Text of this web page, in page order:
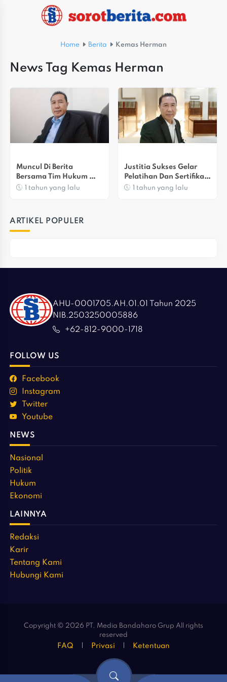
Home Berita Kemas Herman
News Tag Kemas Herman
Muncul Di Berita
Bersama Tim Hukum
Paslon 01, Dr. Kemas
1 tahun yang lalu
Justitia Sukses Gelar
Pelatihan Dan Sertifikasi
Mediator Via Zoom
1 tahun yang lalu
ARTIKEL POPULER
AHU-0001705.AH.01.01 Tahun 2025
NIB.2503250005886
+62-812-9000-1718
FOLLOW US
Facebook
Instagram
Twitter
Youtube
NEWS
Nasional
Politik
Hukum
Ekonomi
LAINNYA
Redaksi
Karir
Tentang Kami
Hubungi Kami
Copyright © 2026 PT. Media Bandaharo Grup All rights
reserved
FAQ Privasi Ketentuan